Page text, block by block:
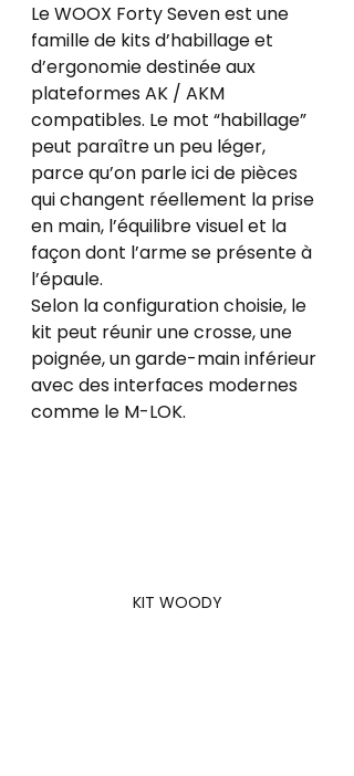
Le WOOX Forty Seven est une
famille de kits d’habillage et
d’ergonomie destinée aux
plateformes AK / AKM
compatibles. Le mot “habillage”
peut paraître un peu léger,
parce qu’on parle ici de pièces
qui changent réellement la prise
en main, l’équilibre visuel et la
façon dont l’arme se présente à
l’épaule.
Selon la configuration choisie, le
kit peut réunir une crosse, une
poignée, un garde-main inférieur
avec des interfaces modernes
comme le M-LOK.
KIT WOODY